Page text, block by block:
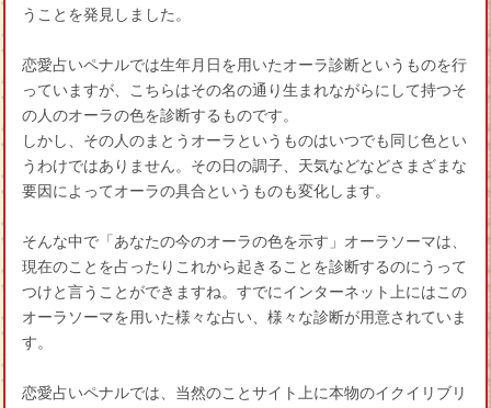
うことを発見しました。
恋愛占いペナルでは生年月日を用いたオーラ診断というものを行
っていますが、こちらはその名の通り生まれながらにして持つそ
の人のオーラの色を診断するものです。
しかし、その人のまとうオーラというものはいつでも同じ色とい
うわけではありません。その日の調子、天気などなどさまざまな
要因によってオーラの具合というものも変化します。
そんな中で「あなたの今のオーラの色を示す」オーラソーマは、
現在のことを占ったりこれから起きることを診断するのにうって
つけと言うことができますね。すでにインターネット上にはこの
オーラソーマを用いた様々な占い、様々な診断が用意されていま
す。
恋愛占いペナルでは、当然のことサイト上に本物のイクイリブリ